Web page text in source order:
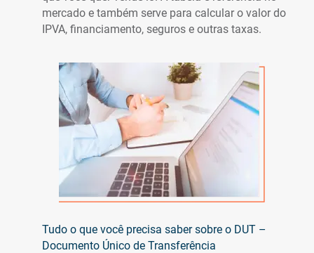
mercado e também serve para calcular o valor do
IPVA, financiamento, seguros e outras taxas.
Tudo o que você precisa saber sobre o DUT –
Documento Único de Transferência